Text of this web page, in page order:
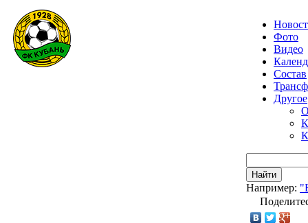
Фото
Видео
Состав
Другое
Найти
Например: